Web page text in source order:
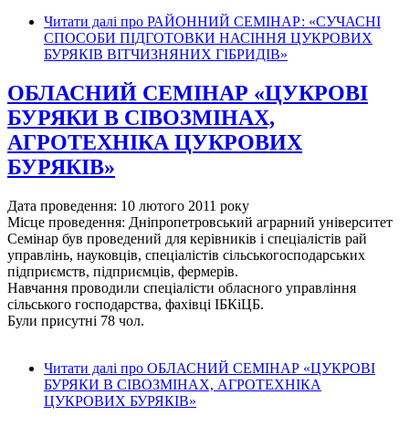
Читати далі про РАЙОННИЙ СЕМІНАР: «СУЧАСНІ
СПОСОБИ ПІДГОТОВКИ НАСІННЯ ЦУКРОВИХ
БУРЯКІВ ВІТЧИЗНЯНИХ ГІБРИДІВ»
ОБЛАСНИЙ СЕМІНАР «ЦУКРОВІ
БУРЯКИ В СІВОЗМІНАХ,
АГРОТЕХНІКА ЦУКРОВИХ
БУРЯКІВ»
Дата проведення: 10 лютого 2011 року
Місце проведення: Дніпропетровський аграрний університет
Семінар був проведений для керівників і спеціалістів рай
управлінь, науковців, спеціалістів сільськогосподарських
підприємств, підприємців, фермерів.
Навчання проводили спеціалісти обласного управління
сільського господарства, фахівці ІБКіЦБ.
Були присутні 78 чол.
Читати далі про ОБЛАСНИЙ СЕМІНАР «ЦУКРОВІ
БУРЯКИ В СІВОЗМІНАХ, АГРОТЕХНІКА
ЦУКРОВИХ БУРЯКІВ»